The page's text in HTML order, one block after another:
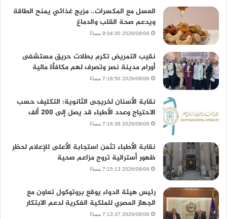
العسل مع المكسرات.. مزيج غذائي يمنح الطاقة
ويدعم صحة القلب والدماغ
2026/08/06 9:04:30 مساءً
نقيب التمريض تكرم بطلات حريق مستشفى
أورام مدينة نصر وتصرف لهم مكافأة مالية
2026/08/06 7:18:50 مساءً
نقابة الأسنان لخريجى الثانوية: التكليف حسب
الاحتياج وعدد الأطباء قد يصل إلى 200 ألف
2026/08/06 7:16:38 مساءً
نقابة الأطباء تثمن استجابة الأعلى للإعلام لحظر
ظهور أسترالية تروج مزاعم صحية
2026/08/06 7:15:13 مساءً
رئيس هيئة الدواء يوقع بروتوكول تعاون مع
الجهاز المصري للملكية الفكرية لدعم الابتكار
2026/08/06 7:13:37 مساءً